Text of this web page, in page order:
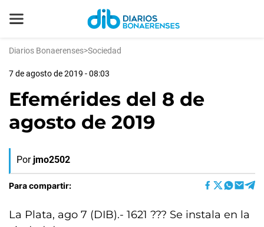
Diarios Bonaerenses>Sociedad
7 de agosto de 2019 - 08:03
Efemérides del 8 de
agosto de 2019
Por jmo2502
Para compartir:
La Plata, ago 7 (DIB).- 1621 ??? Se instala en la